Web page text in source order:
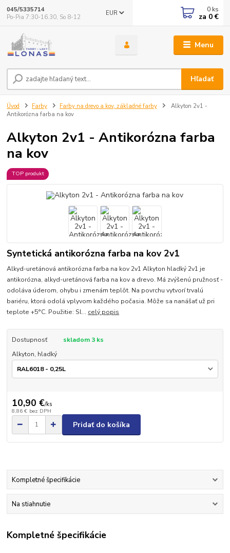
Menu
EUR
Hľadať
045/5335714
Po-Pia 7:30-16.30, So 8-12
0 ks
za 0 €
Úvod Farby Farby na drevo a kov, základné farby
Alkyton 2v1 -
Antikorózna farba na kov
Alkyton 2v1 - Antikorózna farba
na kov
TOP produkt
Syntetická antikorózna farba na kov 2v1
Alkyd-uretánová antikorózna farba na kov 2v1 Alkyton hladký 2v1 je
antikorózna, alkyd-uretánová farba na kov a drevo. Má zvýšenú pružnosť -
odoláva úderom, ohybu i zmenám teplôt. Na povrchu vytvorí trvalú
bariéru, ktorá odolá vplyvom každého počasia. Môže sa nanášať už pri
teplote +5°C. Použitie: Sl... celý popis
Dostupnosť
skladom 3 ks
Alkyton, hladký
10,90 €/ks
8,86 € bez DPH
Pridať do košíka
Kompletné špecifikácie
Na stiahnutie
Kompletné špecifikácie